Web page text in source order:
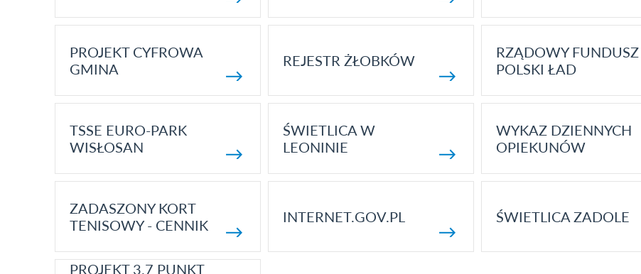
PROJEKT CYFROWA
GMINA
REJESTR ŻŁOBKÓW
RZĄDOWY FUNDUSZ
POLSKI ŁAD
TSSE EURO-PARK
WISŁOSAN
ŚWIETLICA W
LEONINIE
WYKAZ DZIENNYCH
OPIEKUNÓW
ZADASZONY KORT
TENISOWY - CENNIK
INTERNET.GOV.PL ŚWIETLICA ZADOLE
PROJEKT 3.7 PUNKT